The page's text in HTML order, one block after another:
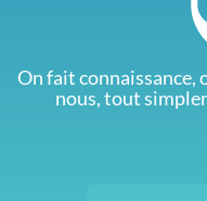
On fait connaissance,
nous, tout